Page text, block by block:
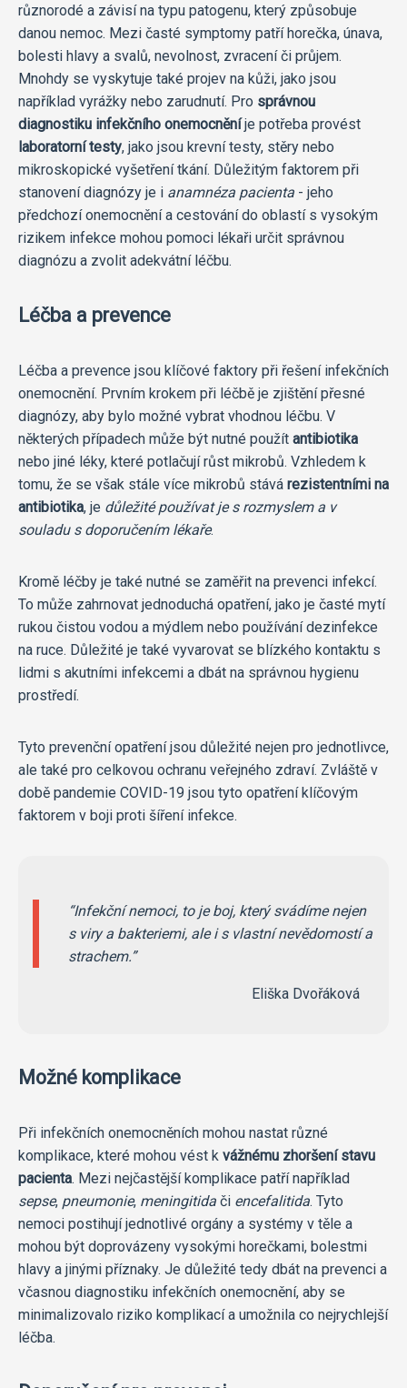
různorodé a závisí na typu patogenu, který způsobuje
danou nemoc. Mezi časté symptomy patří horečka, únava,
bolesti hlavy a svalů, nevolnost, zvracení či průjem.
Mnohdy se vyskytuje také projev na kůži, jako jsou
například vyrážky nebo zarudnutí. Pro správnou
diagnostiku infekčního onemocněníje potřeba provést
laboratorní testy, jako jsou krevní testy, stěry nebo
mikroskopické vyšetření tkání. Důležitým faktorem při
stanovení diagnózy je i anamnéza pacienta - jeho
předchozí onemocnění a cestování do oblastí s vysokým
rizikem infekce mohou pomoci lékaři určit správnou
diagnózu a zvolit adekvátní léčbu.
Léčba a prevence
Léčba a prevence jsou klíčové faktory při řešení infekčních
onemocnění. Prvním krokem při léčbě je zjištění přesné
diagnózy, aby bylo možné vybrat vhodnou léčbu. V
některých případech může být nutné použít antibiotika
nebo jiné léky, které potlačují růst mikrobů. Vzhledem k
tomu, že se však stále více mikrobů stává rezistentními na
antibiotika, je důležité používat je s rozmyslem a v
souladu s doporučením lékaře.
Kromě léčby je také nutné se zaměřit na prevenci infekcí.
To může zahrnovat jednoduchá opatření, jako je časté mytí
rukou čistou vodou a mýdlem nebo používání dezinfekce
na ruce. Důležité je také vyvarovat se blízkého kontaktu s
lidmi s akutními infekcemi a dbát na správnou hygienu
prostředí.
Tyto prevenční opatření jsou důležité nejen pro jednotlivce,
ale také pro celkovou ochranu veřejného zdraví. Zvláště v
době pandemie COVID-19 jsou tyto opatření klíčovým
faktorem v boji proti šíření infekce.
Infekční nemoci, to je boj, který svádíme nejen
s viry a bakteriemi, ale i s vlastní nevědomostí a
strachem.
Eliška Dvořáková
Možné komplikace
Při infekčních onemocněních mohou nastat různé
komplikace, které mohou vést k vážnému zhoršení stavu
pacienta. Mezi nejčastější komplikace patří například
sepse, pneumonie, meningitida či encefalitida. Tyto
nemoci postihují jednotlivé orgány a systémy v těle a
mohou být doprovázeny vysokými horečkami, bolestmi
hlavy a jinými příznaky. Je důležité tedy dbát na prevenci a
včasnou diagnostiku infekčních onemocnění, aby se
minimalizovalo riziko komplikací a umožnila co nejrychlejší
léčba.